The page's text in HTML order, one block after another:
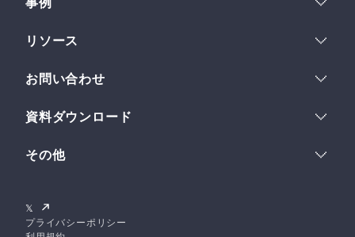
Developer API
Webhook
金融企業
教育・研究機関
事例一覧
リソース
ヘルプセンター
クイックスタート
使い方
特別インタビュー
NILTOナレッジ
お問い合わせ
導入について
業務提携について
その他のお問い合わせ
資料ダウンロード
資料一覧
サービス紹介資料
AI活用術39選
その他
無料ではじめる
𝕏
プライバシーポリシー